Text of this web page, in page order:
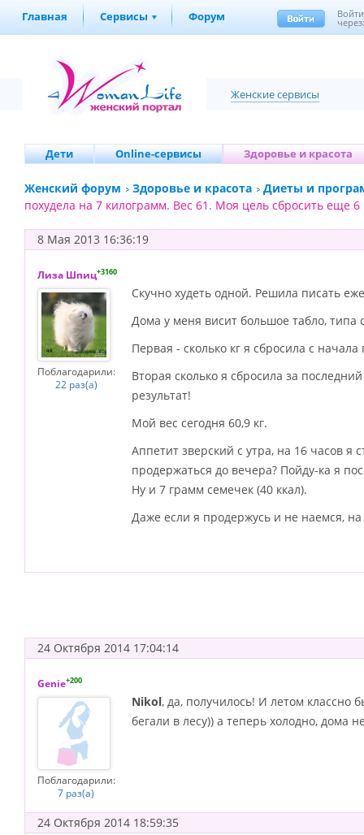
Главная Сервисы Форум Войти
Женские сервисы
Дети Online-сервисы Здоровье и красота
Женский форум Здоровье и красота
Диеты и
похудела на 7 килограмм. Вес 61. Моя цель сбросить еще
8 Мая 2013 16:36:19
Лиза Шпиц+3160
Поблагодарили:
22 раз(а)
Скучно худеть одной. Решила писать
Дома у меня висит большое табло,
Первая - сколько кг я сбросила с
Вторая сколько я сбросила за
результат!
Мой вес сегодня 60,9 кг.
Аппетит зверский с утра, на 16 часов я
продержаться до вечера? Пойду-ка я
Ну и 7 грамм семечек (40 ккал).
Даже если я продержусь и не наемся,
24 Октября 2014 17:04:14
Genie+200
Поблагодарили:
7 раз(а)
Nikol, да, получилось! И летом классно
бегали в лесу)) а теперь холодно, дома
24 Октября 2014 18:59:35